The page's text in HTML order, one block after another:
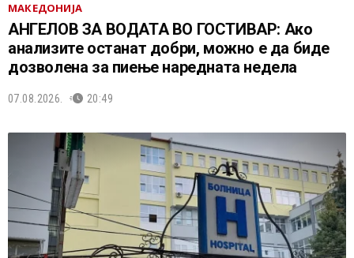
МАКЕДОНИЈА
АНГЕЛОВ ЗА ВОДАТА ВО ГОСТИВАР: Ако
анализите останат добри, можно е да биде
дозволена за пиење наредната недела
07.08.2026. 20:49